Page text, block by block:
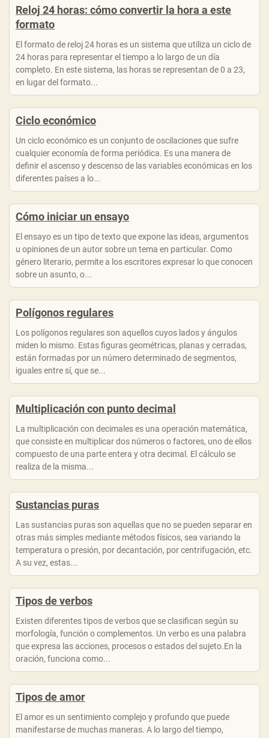
Reloj 24 horas: cómo convertir la hora a este
formato
El formato de reloj 24 horas es un sistema que utiliza un ciclo de
24 horas para representar el tiempo a lo largo de un día
completo. En este sistema, las horas se representan de 0 a 23,
en lugar del formato...
Ciclo económico
Un ciclo económico es un conjunto de oscilaciones que sufre
cualquier economía de forma periódica. Es una manera de
definir el ascenso y descenso de las variables económicas en los
diferentes países a lo...
Cómo iniciar un ensayo
El ensayo es un tipo de texto que expone las ideas, argumentos
u opiniones de un autor sobre un tema en particular. Como
género literario, permite a los escritores expresar lo que conocen
sobre un asunto, o...
Polígonos regulares
Los polígonos regulares son aquellos cuyos lados y ángulos
miden lo mismo. Estas figuras geométricas, planas y cerradas,
están formadas por un número determinado de segmentos,
iguales entre sí, que se...
Multiplicación con punto decimal
La multiplicación con decimales es una operación matemática,
que consiste en multiplicar dos números o factores, uno de ellos
compuesto de una parte entera y otra decimal. El cálculo se
realiza de la misma...
Sustancias puras
Las sustancias puras son aquellas que no se pueden separar en
otras más simples mediante métodos físicos, sea variando la
temperatura o presión, por decantación, por centrifugación, etc.
A su vez, estas...
Tipos de verbos
Existen diferentes tipos de verbos que se clasifican según su
morfología, función o complementos. Un verbo es una palabra
que expresa las acciones, procesos o estados del sujeto.En la
oración, funciona como...
Tipos de amor
El amor es un sentimiento complejo y profundo que puede
manifestarse de muchas maneras. A lo largo del tiempo,